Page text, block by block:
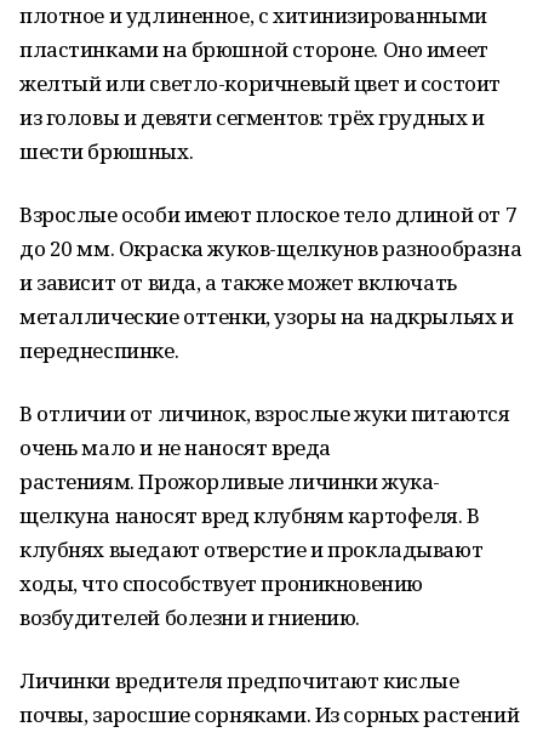
плотное и удлиненное, с хитинизированными
пластинками на брюшной стороне. Оно имеет
желтый или светло-коричневый цвет и состоит
из головы и девяти сегментов: трёх грудных и
шести брюшных.
Взрослые особи имеют плоское тело длиной от 7
до 20 мм. Окраска жуков-щелкунов разнообразна
и зависит от вида, а также может включать
металлические оттенки, узоры на надкрыльях и
переднеспинке.
В отличии от личинок, взрослые жуки питаются
очень мало и не наносят вреда
растениям. Прожорливые личинки жука-
щелкуна наносят вред клубням картофеля. В
клубнях выедают отверстие и прокладывают
ходы, что способствует проникновению
возбудителей болезни и гниению.
Личинки вредителя предпочитают кислые
почвы, заросшие сорняками. Из сорных растений